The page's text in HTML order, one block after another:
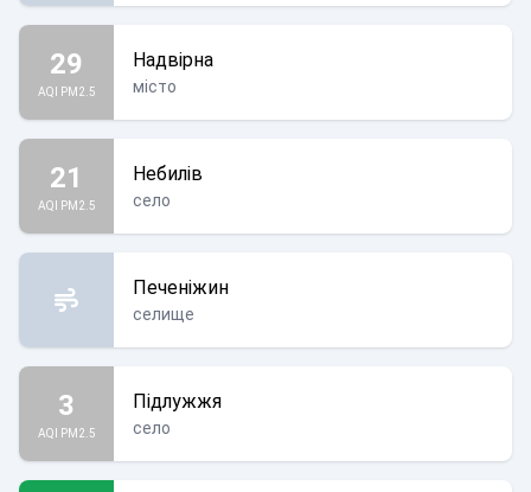
29
AQI PM2.5
Надвірна
місто
21
AQI PM2.5
Небилів
село
Печеніжин
селище
3
AQI PM2.5
Підлужжя
село